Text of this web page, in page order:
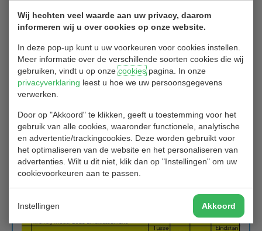
Wij hechten veel waarde aan uw privacy, daarom
informeren wij u over cookies op onze website.
In deze pop-up kunt u uw voorkeuren voor cookies instellen.
Meer informatie over de verschillende soorten cookies die wij
gebruiken, vindt u op onzecookiespagina. In onze
privacyverklaring leest u hoe we uw persoonsgegevens
verwerken.
Door op "Akkoord" te klikken, geeft u toestemming voor het
gebruik van alle cookies, waaronder functionele, analytische
en advertentie/trackingcookies. Deze worden gebruikt voor
het optimaliseren van de website en het personaliseren van
advertenties. Wilt u dit niet, klik dan op "Instellingen" om uw
cookievoorkeuren aan te passen.
Instellingen Akkoord